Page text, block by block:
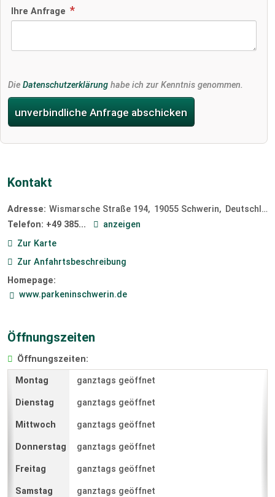
Ihre Anfrage
Die Datenschutzerklärung habe ich zur Kenntnis genommen.
unverbindliche Anfrage abschicken
Kontakt
Adresse: Wismarsche Straße 194 19055 Schwerin
Deutschland
Telefon: +49 385...
anzeigen
Zur Karte
Zur Anfahrtsbeschreibung
Homepage:
www.parkeninschwerin.de
Öffnungszeiten
Öffnungszeiten:
ganztags geöffnet
ganztags geöffnet
ganztags geöffnet
ganztags geöffnet
ganztags geöffnet
ganztags geöffnet